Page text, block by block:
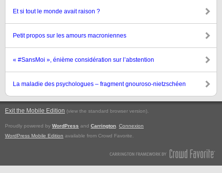
Et si tout le monde avait raison ?
Petit propos sur les amours macroniennes
« #SansMoi », énième considération sur l’abstention
La maladie des psychologues – fragment gnouroso-nietzschéen
Exit the Mobile Edition (view the standard browser version).
Proudly powered by WordPress and Carrington Connexion
WordPress Mobile Edition available from Crowd Favorite.